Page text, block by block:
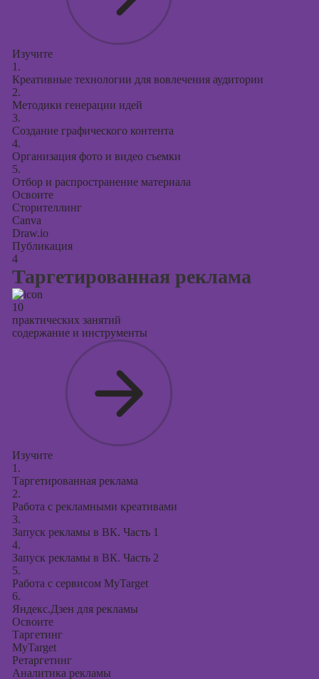
Изучите
1.
Креативные технологии для вовлечения аудитории
2.
Методики генерации идей
3.
Создание графического контента
4.
Организация фото и видео съемки
5.
Отбор и распространение материала
Освоите
Сторителлинг
Canva
Draw.io
Публикация
4
Таргетированная реклама
10
практических занятий
содержание и инструменты
Изучите
1.
Таргетированная реклама
2.
Работа с рекламными креативами
3.
Запуск рекламы в ВК. Часть 1
4.
Запуск рекламы в ВК. Часть 2
5.
Работа с сервисом MyTarget
6.
Яндекс.Дзен для рекламы
Освоите
Таргетинг
MyTarget
Ретаргетинг
Аналитика рекламы